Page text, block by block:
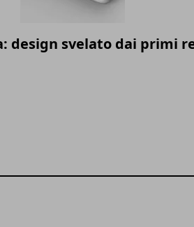
design svelato dai primi